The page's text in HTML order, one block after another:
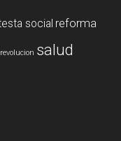
social reforma
revolucion salud